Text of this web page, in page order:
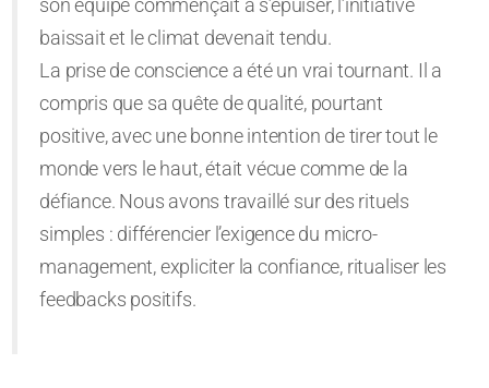
son équipe commençait à s’épuiser, l’initiative
baissait et le climat devenait tendu.
La prise de conscience a été un vrai tournant. Il a
compris que sa quête de qualité, pourtant
positive, avec une bonne intention de tirer tout le
monde vers le haut, était vécue comme de la
défiance. Nous avons travaillé sur des rituels
simples : différencier l’exigence du micro-
management, expliciter la confiance, ritualiser les
feedbacks positifs.